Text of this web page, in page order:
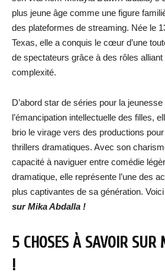
plus jeune âge comme une figure
des plateformes de streaming. Née le
Texas, elle a conquis le cœur d’une
de spectateurs grâce à des rôles
complexité.
D’abord star de séries pour la
l’émancipation intellectuelle des filles,
brio le virage vers des productions
thrillers dramatiques. Avec son
capacité à naviguer entre comédie
dramatique, elle représente l’une des
plus captivantes de sa génération. Voici
surMika Abdalla !
5 CHOSES À SAVOIR SUR
!